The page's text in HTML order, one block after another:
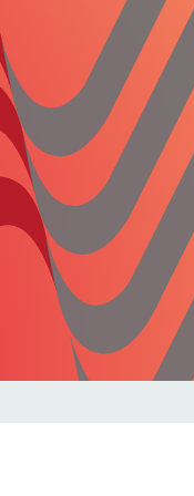
Leben
Familie
Freizeit
Gesundheit
Internet